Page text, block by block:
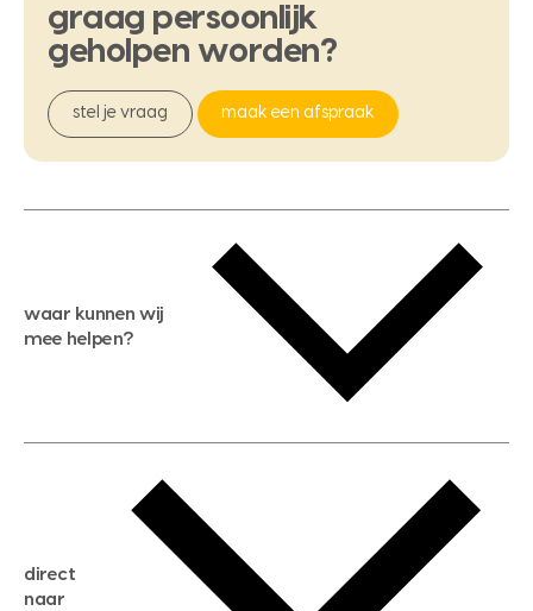
graag persoonlijk
geholpen worden?
stel je vraag maak een afspraak
waar kunnen wij
mee helpen?
gratis zoekservice
huis verkopen
huis kopen
direct
naar